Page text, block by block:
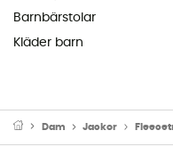
Barnbärstolar
Kläder barn
Dam Jackor